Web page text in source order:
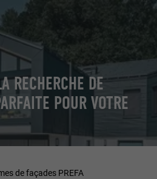
RECHERCHE DE
POUR VOTRE
de façades PREFA